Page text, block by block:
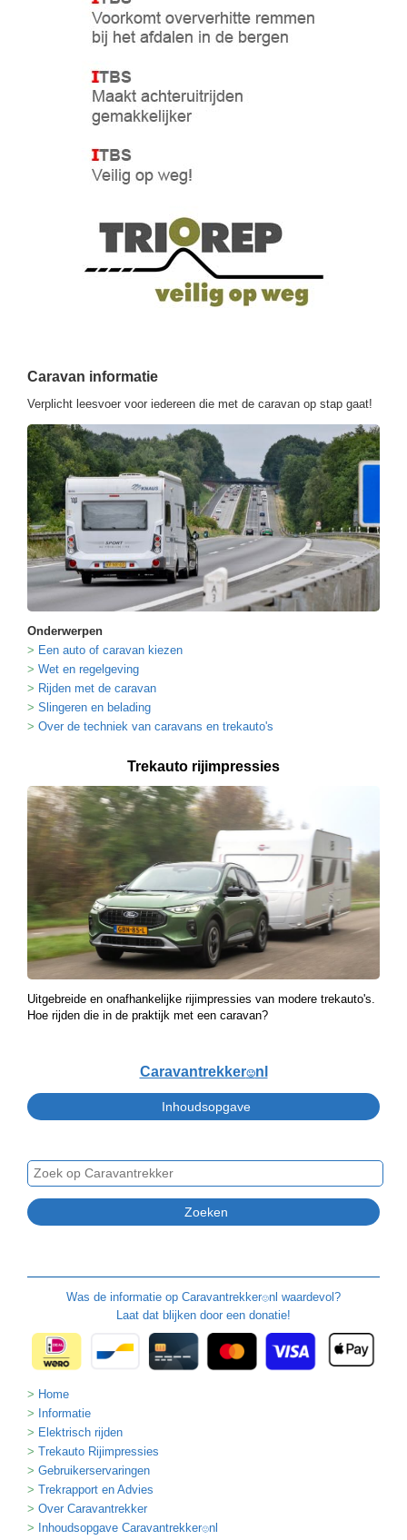
Caravan informatie
Verplicht leesvoer voor iedereen die met de caravan op stap gaat!
Onderwerpen
Een auto of caravan kiezen
Wet en regelgeving
Rijden met de caravan
Slingeren en belading
Over de techniek van caravans en trekauto's
Trekauto rijimpressies
Uitgebreide en onafhankelijke rijimpressies van modere trekauto's.
Hoe rijden die in de praktijk met een caravan?
Caravantrekker🙂nl
Was de informatie op Caravantrekker🙂nl waardevol?
Laat dat blijken door een donatie!
Home
Informatie
Elektrisch rijden
Trekauto Rijimpressies
Gebruikerservaringen
Trekrapport en Advies
Over Caravantrekker
Inhoudsopgave Caravantrekker🙂nl